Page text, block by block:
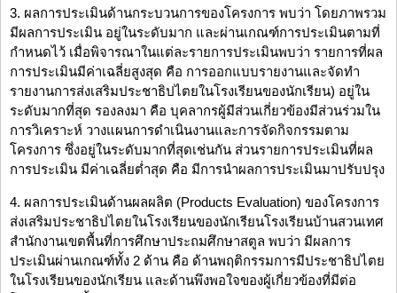
3. ผลการประเมินด้านกระบวนการของโครงการ พบว่า โดยภาพรวม
มีผลการประเมิน อยู่ในระดับมาก และผ่านเกณฑ์การประเมินตามที่
กำหนดไว้ เมื่อพิจารณาในแต่ละรายการประเมินพบว่า รายการที่ผล
การประเมินมีค่าเฉลี่ยสูงสุด คือ การออกแบบรายงานและจัดทำ
รายงานการส่งเสริมประชาธิปไตยในโรงเรียนของนักเรียน) อยู่ใน
ระดับมากที่สุด รองลงมา คือ บุคลากรผู้มีส่วนเกี่ยวข้องมีส่วนร่วมใน
การวิเคราะห์ วางแผนการดำเนินงานและการจัดกิจกรรมตาม
โครงการ ซึ่งอยู่ในระดับมากที่สุดเช่นกัน ส่วนรายการประเมินที่ผล
การประเมิน มีค่าเฉลี่ยต่ำสุด คือ มีการนำผลการประเมินมาปรับปรุง
4. ผลการประเมินด้านผลผลิต (Products Evaluation) ของโครงการ
ส่งเสริมประชาธิปไตยในโรงเรียนของนักเรียนโรงเรียนบ้านสวนเทศ
สำนักงานเขตพื้นที่การศึกษาประถมศึกษาสตูล พบว่า มีผลการ
ประเมินผ่านเกณฑ์ทั้ง 2 ด้าน คือ ด้านพฤติกรรมการมีประชาธิปไตย
ในโรงเรียนของนักเรียน และด้านพึงพอใจของผู้เกี่ยวข้องที่มีต่อ